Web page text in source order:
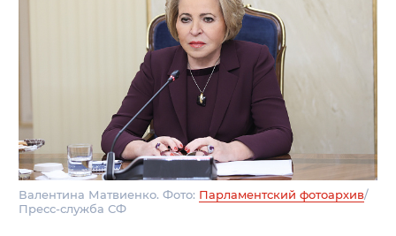
Валентина Матвиенко. Фото: Парламентский фотоархив/
Пресс-служба СФ